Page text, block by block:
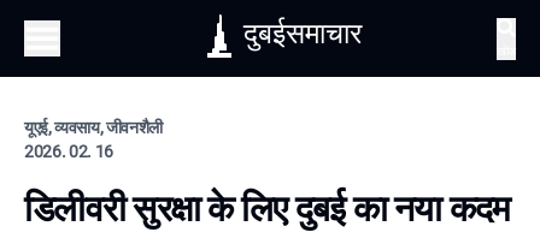
दुबईसमाचार
यूएई, व्यवसाय, जीवनशैली
2026. 02. 16
डिलीवरी सुरक्षा के लिए दुबई का नया कदम